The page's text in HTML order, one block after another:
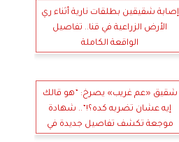
إصابة شقيقين بطلقات نارية أثناء ري
الأرض الزراعية في قنا.. تفاصيل
الواقعة الكاملة
شقيق «عم غريب» يصرخ: ”هو قالك
إيه عشان تضربه كده؟!”.. شهادة
موجعة تكشف تفاصيل جديدة في